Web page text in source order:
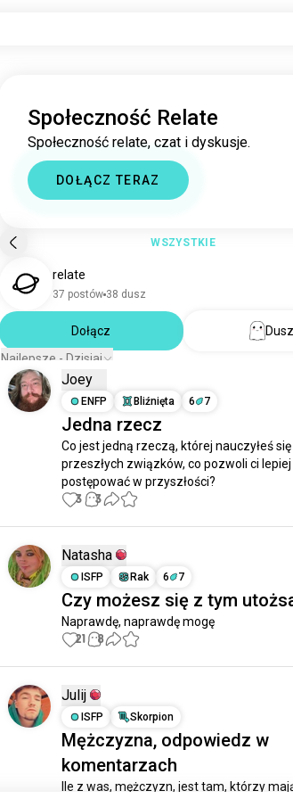
Społeczność Relate
Społeczność relate, czat i dyskusje.
DOŁĄCZ TERAZ
WSZYSTKIE
relate
37 postów 38 dusz
Dołącz
Najlepsze - Dzisiaj
Joey
ENFP
Bliźnięta 6 7
Jedna rzecz
Co jest jedną rzeczą, której nauczyłeś się
przeszłych związków, co pozwoli ci lepiej
postępować w przyszłości?
3 3
Natasha
ISFP
Rak 6 7
Czy możesz się z tym
Naprawdę, naprawdę mogę
21 8
Julij
ISFP
Skorpion
Mężczyzna, odpowiedz w
komentarzach
Ile z was, mężczyzn, jest tam, którzy